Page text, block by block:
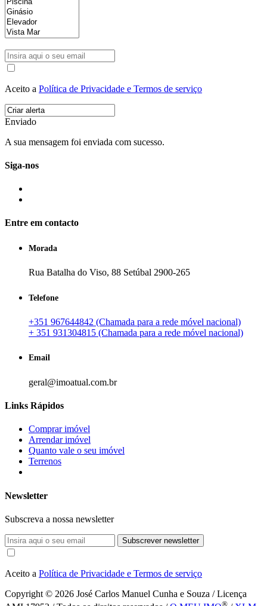
Aceito a Política de Privacidade e Termos de serviço
Enviado
A sua mensagem foi enviada com sucesso.
Siga-nos
Entre em contacto
Morada
Rua Batalha do Viso, 88 Setúbal 2900-265
Telefone
+351 967644842 (Chamada para a rede móvel nacional)
+ 351 931304815 (Chamada para a rede móvel nacional)
Email
geral@imoatual.com.br
Links Rápidos
Comprar imóvel
Arrendar imóvel
Quanto vale o seu imóvel
Terrenos
Newsletter
Subscreva a nossa newsletter
Subscrever newsletter
Aceito a Política de Privacidade e Termos de serviço
Copyright © 2026 José Carlos Manuel Cunha e Souza / Licença
®